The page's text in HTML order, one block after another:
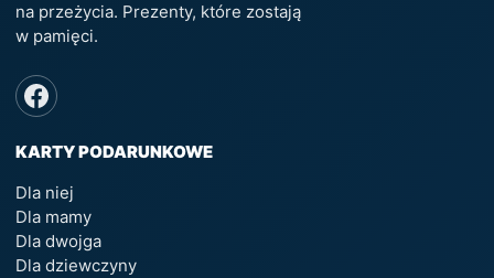
na przeżycia. Prezenty, które zostają
w pamięci.
KARTY PODARUNKOWE
Dla niej
Dla mamy
Dla dwojga
Dla dziewczyny